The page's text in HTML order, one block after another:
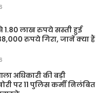
1.80 लाख रुपये सस्ती हुई
रुपये गिरा, जानें क्या हैं
अधिकारी की बड़ी
पर 11 पुलिस कर्मी निलंबित